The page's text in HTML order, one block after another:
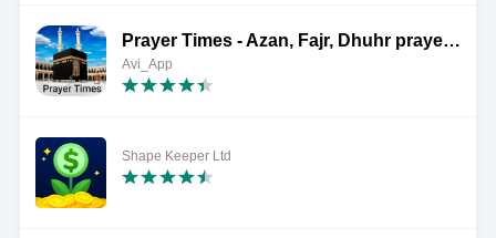
Prayer Times - Azan, Fajr, Dhuhr prayer, Isha
Avi_App
Shape Keeper Ltd